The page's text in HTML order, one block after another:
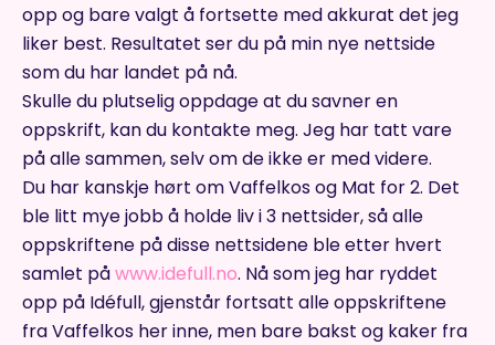
opp og bare valgt å fortsette med akkurat det jeg
liker best. Resultatet ser du på min nye nettside
som du har landet på nå.
Skulle du plutselig oppdage at du savner en
oppskrift, kan du kontakte meg. Jeg har tatt vare
på alle sammen, selv om de ikke er med videre.
Du har kanskje hørt om Vaffelkos og Mat for 2. Det
ble litt mye jobb å holde liv i 3 nettsider, så alle
oppskriftene på disse nettsidene ble etter hvert
samlet påwww.idefull.no. Nå som jeg har ryddet
opp på Idéfull, gjenstår fortsatt alle oppskriftene
fra Vaffelkos her inne, men bare bakst og kaker fra